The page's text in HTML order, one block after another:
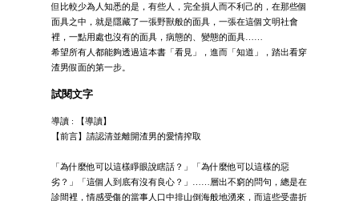
但比較少為人知悉的是，有些人，完全損人而不利己的，在那些個
面具之中，就是隱藏了一張野獸般的面具，一張在這個文明社會
裡，一點用處也沒有的面具，病態的、變態的面具……
希望所有人都能夠透過這本書「看見」，進而「知道」，踏出看穿
渣男假面的第一步。
試閱文字
導讀 : 【導讀】
【前言】請認清並離開渣男的愛情搾取
「為什麼他可以這樣睜眼說瞎話？」「為什麼他可以這樣的惡
劣？」「這個人到底有沒有良心？」……層出不窮的問句，總是在
診間裡，情感受傷的當事人口中排山倒海般地湧來，而這些受盡折